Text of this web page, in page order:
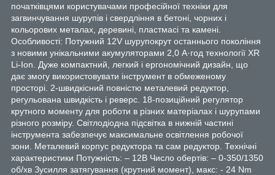
початківцями користувачами професійної техніки для
загвинчування шурупів і свердління в бетоні, чорних і
кольорових металах, деревині, пластмасі та камені.
Особливості: Потужний 12V шурупокрут останнього покоління
з новими унікальними акумуляторами 2,0 А·год технології XR
Li-Ion. Дуже компактний, легкий і ергономічний дизайн, що
дає змогу використовувати інструмент в обмеженому
просторі. 2-швидкісний повністю металевий редуктор,
регульована швидкість і реверс. 18-позиційний регулятор
крутного моменту для роботи в різних матеріалах і шурупами
різного розміру. Світлодіодна підсвітка в нижній частині
інструмента забезпечує максимальне освітлення робочої
зони. Металевий корпус редуктора та сам редуктор. Технічні
характеристики Потужність: – 12В Число обертів: – 0-350/1350
об/хв Зусилля затягування (крутний момент), макс: - 24 Nm